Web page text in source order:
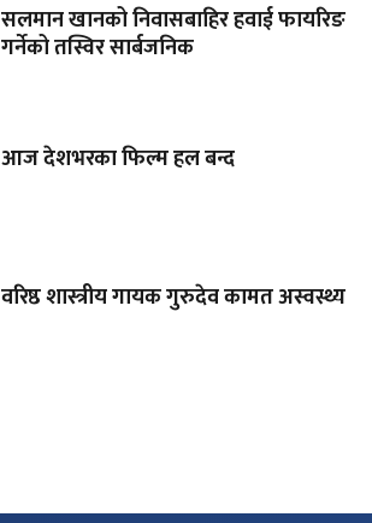
सलमान खानको निवासबाहिर हवाई फायरिङ
गर्नेको तस्विर सार्बजनिक
आज देशभरका फिल्म हल बन्द
वरिष्ठ शास्त्रीय गायक गुरुदेव कामत अस्वस्थ्य